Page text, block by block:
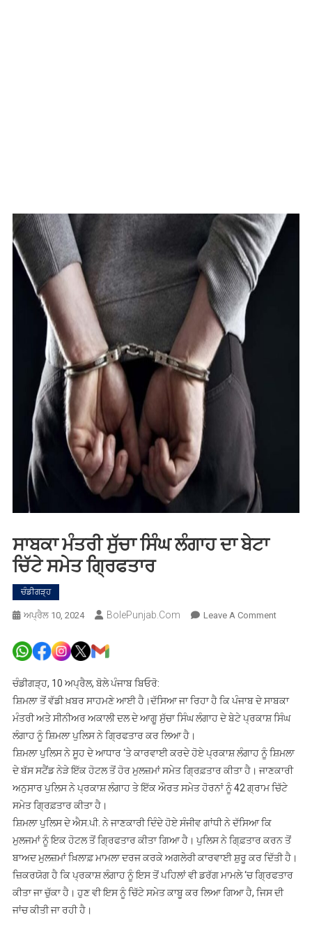
ਸਾਬਕਾ ਮੰਤਰੀ ਸੁੱਚਾ ਸਿੰਘ ਲੰਗਾਹ ਦਾ ਬੇਟਾ
ਚਿੱਟੇ ਸਮੇਤ ਗ੍ਰਿਫਤਾਰ
ਚੰਡੀਗੜ੍ਹ
ਅਪ੍ਰੈਲ 10, 2024 BolePunjab.com Leave A CommentOn
ਦਾ
ਸਮੇਤ
ਗ੍ਰਿਫਤਾਰ
ਚੰਡੀਗੜ੍ਹ, 10 ਅਪ੍ਰੈਲ, ਬੋਲੇ ਪੰਜਾਬ ਬਿਓਰੋ:
ਸ਼ਿਮਲਾ ਤੋਂ ਵੱਡੀ ਖ਼ਬਰ ਸਾਹਮਣੇ ਆਈ ਹੈ।ਦੱਸਿਆ ਜਾ ਰਿਹਾ ਹੈ ਕਿ ਪੰਜਾਬ ਦੇ ਸਾਬਕਾ
ਮੰਤਰੀ ਅਤੇ ਸੀਨੀਅਰ ਅਕਾਲੀ ਦਲ ਦੇ ਆਗੂ ਸੁੱਚਾ ਸਿੰਘ ਲੰਗਾਹ ਦੇ ਬੇਟੇ ਪ੍ਰਕਾਸ਼ ਸਿੰਘ
ਲੰਗਾਹ ਨੂੰ ਸ਼ਿਮਲਾ ਪੁਲਿਸ ਨੇ ਗ੍ਰਿਫਤਾਰ ਕਰ ਲਿਆ ਹੈ।
ਸ਼ਿਮਲਾ ਪੁਲਿਸ ਨੇ ਸੂਹ ਦੇ ਆਧਾਰ ‘ਤੇ ਕਾਰਵਾਈ ਕਰਦੇ ਹੋਏ ਪ੍ਰਕਾਸ਼ ਲੰਗਾਹ ਨੂੰ ਸ਼ਿਮਲਾ
ਦੇ ਬੱਸ ਸਟੈਂਡ ਨੇੜੇ ਇੱਕ ਹੋਟਲ ਤੋਂ ਹੋਰ ਮੁਲਜ਼ਮਾਂ ਸਮੇਤ ਗ੍ਰਿਫ਼ਤਾਰ ਕੀਤਾ ਹੈ। ਜਾਣਕਾਰੀ
ਅਨੁਸਾਰ ਪੁਲਿਸ ਨੇ ਪ੍ਰਕਾਸ਼ ਲੰਗਾਹ ਤੇ ਇੱਕ ਔਰਤ ਸਮੇਤ ਹੋਰਨਾਂ ਨੂੰ 42 ਗ੍ਰਾਮ ਚਿੱਟੇ
ਸਮੇਤ ਗ੍ਰਿਫ਼ਤਾਰ ਕੀਤਾ ਹੈ।
ਸ਼ਿਮਲਾ ਪੁਲਿਸ ਦੇ ਐਸ.ਪੀ. ਨੇ ਜਾਣਕਾਰੀ ਦਿੰਦੇ ਹੋਏ ਸੰਜੀਵ ਗਾਂਧੀ ਨੇ ਦੱਸਿਆ ਕਿ
ਮੁਲਜਮਾਂ ਨੂੰ ਇਕ ਹੋਟਲ ਤੋਂ ਗ੍ਰਿਫਤਾਰ ਕੀਤਾ ਗਿਆ ਹੈ। ਪੁਲਿਸ ਨੇ ਗਿ੍ਫ਼ਤਾਰ ਕਰਨ ਤੋਂ
ਬਾਅਦ ਮੁਲਜ਼ਮਾਂ ਖ਼ਿਲਾਫ਼ ਮਾਮਲਾ ਦਰਜ ਕਰਕੇ ਅਗਲੇਰੀ ਕਾਰਵਾਈ ਸ਼ੁਰੂ ਕਰ ਦਿੱਤੀ ਹੈ।
ਜ਼ਿਕਰਯੋਗ ਹੈ ਕਿ ਪ੍ਰਕਾਸ਼ ਲੰਗਾਹ ਨੂੰ ਇਸ ਤੋਂ ਪਹਿਲਾਂ ਵੀ ਡਰੱਗ ਮਾਮਲੇ ‘ਚ ਗ੍ਰਿਫਤਾਰ
ਕੀਤਾ ਜਾ ਚੁੱਕਾ ਹੈ। ਹੁਣ ਵੀ ਇਸ ਨੂੰ ਚਿੱਟੇ ਸਮੇਤ ਕਾਬੂ ਕਰ ਲਿਆ ਗਿਆ ਹੈ, ਜਿਸ ਦੀ
ਜਾਂਚ ਕੀਤੀ ਜਾ ਰਹੀ ਹੈ।